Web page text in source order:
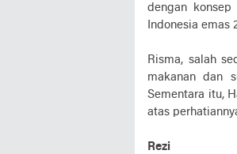
dengan konsep
Indonesia emas
Risma, salah
makanan dan
Sementara itu,
atas
Rezi